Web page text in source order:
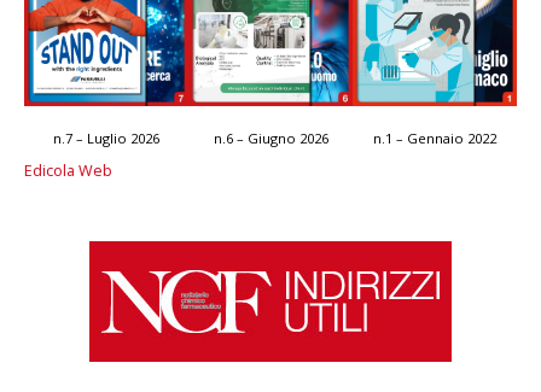
n.7 – Luglio 2026 n.6 – Giugno 2026 n.1 – Gennaio 2022
Edicola Web